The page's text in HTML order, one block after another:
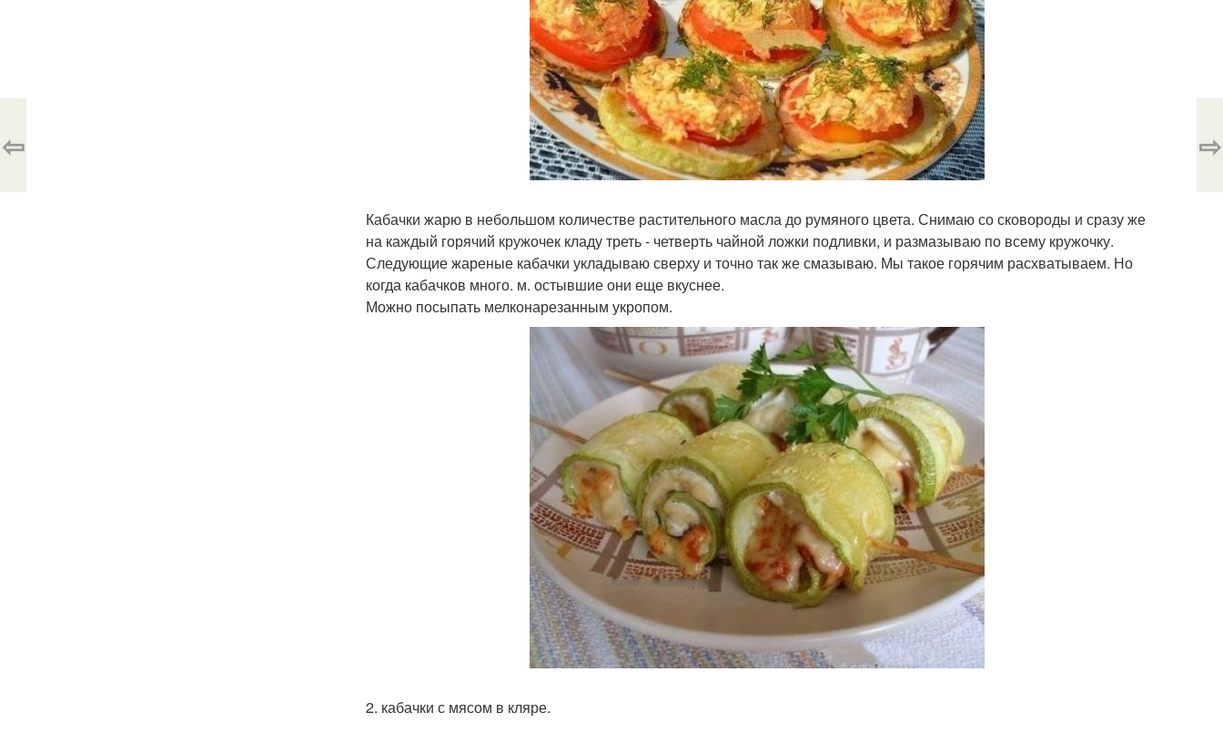
Кабачки жарю в небольшом количестве растительного масла до румяного цвета. Снимаю со сковороды и сразу же
на каждый горячий кружочек кладу треть - четверть чайной ложки подливки, и размазываю по всему кружочку.
Следующие жареные кабачки укладываю сверху и точно так же смазываю. Мы такое горячим расхватываем. Но
когда кабачков много. м. остывшие они еще вкуснее.
Можно посыпать мелконарезанным укропом.
2. кабачки с мясом в кляре.
⇦ ⇨